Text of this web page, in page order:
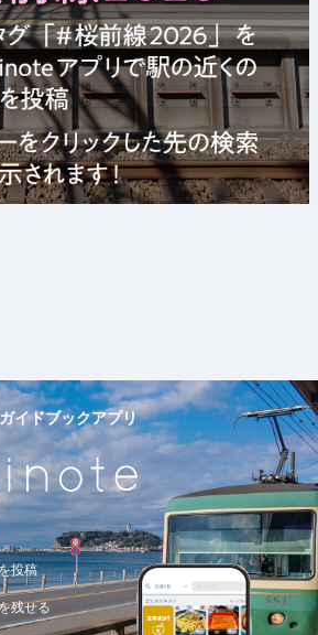
イドブックアプリ
投稿
残せる